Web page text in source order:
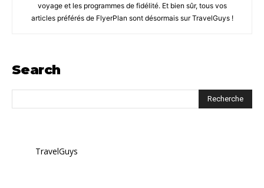
voyage et les programmes de fidélité. Et bien sûr, tous vos
articles préférés de FlyerPlan sont désormais sur TravelGuys !
Search
TravelGuys